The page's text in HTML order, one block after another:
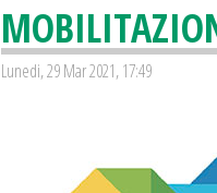
Lunedi, 29 Mar 2021, 17:49